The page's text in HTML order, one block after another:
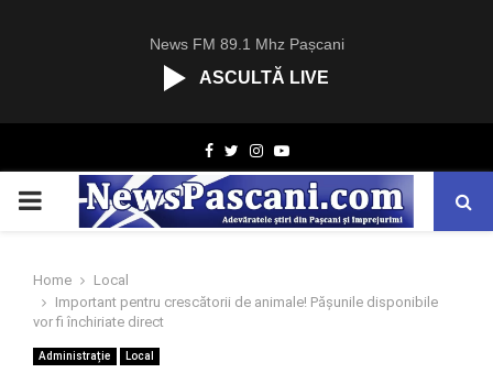
News FM 89.1 Mhz Pașcani
ASCULTĂ LIVE
Facebook
TwitterInstagram
Youtube
PRIMARY
Home
Local
Important pentru crescătorii de animale! Pășunile disponibile
vor fi închiriate direct
Administrație Local